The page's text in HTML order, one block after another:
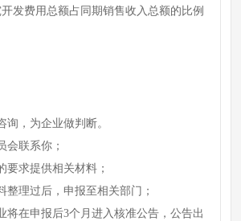
发费用总额占同期销售收入总额的比例
询，为企业做判断。
会联系你；
要求提供相关材料；
整理过后，申报至相关部门；
将在申报后3个月进入核准公告，公告出